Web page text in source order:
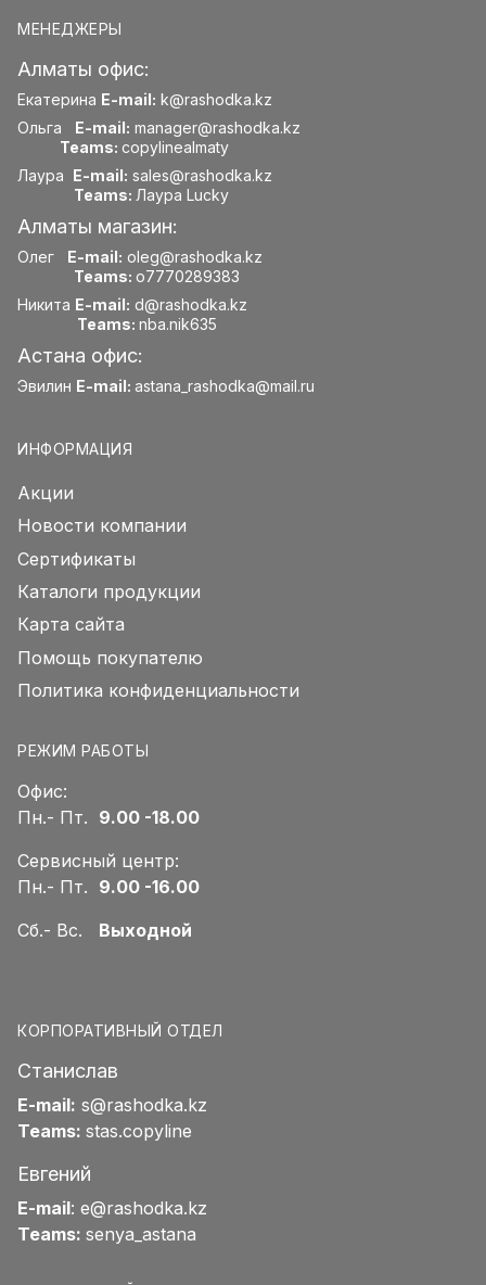
МЕНЕДЖЕРЫ
Алматы офис:
Екатерина E-mail: k@rashodka.kz
Ольга E-mail: manager@rashodka.kz
Teams: copylinealmaty
Лаура E-mail: sales@rashodka.kz
Teams: Лаура Lucky
Алматы магазин:
Олег E-mail: oleg@rashodka.kz
Teams: o7770289383
Никита E-mail: d@rashodka.kz
Teams: nba.nik635
Астана офис:
Эвилин E-mail: astana_rashodka@mail.ru
ИНФОРМАЦИЯ
Акции
Новости компании
Сертификаты
Каталоги продукции
Карта сайта
Помощь покупателю
Политика конфиденциальности
РЕЖИМ РАБОТЫ
Офис:
Пн.- Пт. 9.00 -18.00
Сервисный центр:
Пн.- Пт. 9.00 -16.00
Сб.- Вс. Выходной
КОРПОРАТИВНЫЙ ОТДЕЛ
Станислав
E-mail: s@rashodka.kz
Teams: stas.copyline
Евгений
E-mail: e@rashodka.kz
Teams: senya_astana